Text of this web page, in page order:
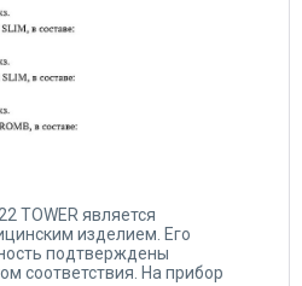
TOWER является
изделием. Его
подтверждены
соответствия. На прибор